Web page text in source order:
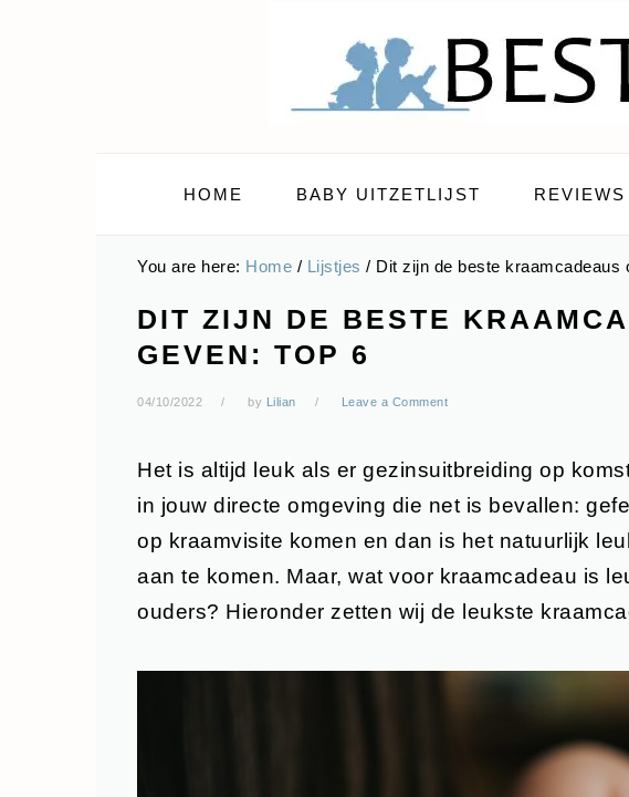
HOME BABY UITZETLIJST REVIEWS
You are here: Home / Lijstjes / Dit zijn de beste kraamcadeaus
DIT ZIJN DE BESTE
GEVEN: TOP 6
04/10/2022 by Lilian Leave a Comment
Het is altijd leuk als er gezinsuitbreiding op
in jouw directe omgeving die net is bevallen:
op kraamvisite komen en dan is het natuurlijk
aan te komen. Maar, wat voor kraamcadeau is
ouders? Hieronder zetten wij de leukste